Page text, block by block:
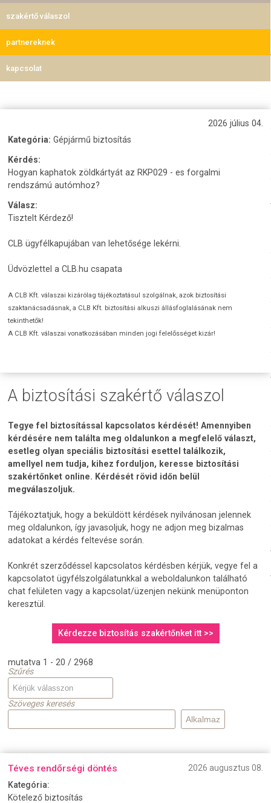
szakértő válaszol
partnereknek
kapcsolat
2026 július 04.
Kategória:Gépjármű biztosítás
Kérdés:
Hogyan kaphatok zöldkártyát az RKP029 - es forgalmi
rendszámú autómhoz?
Válasz:
Tisztelt Kérdező!
CLB ügyfélkapujában van lehetősége lekérni.
Üdvözlettel a CLB.hu csapata
A CLB Kft. válaszai kizárólag tájékoztatásul szolgálnak, azok biztosítási
szaktanácsadásnak, a CLB Kft. biztosítási alkuszi állásfoglalásának nem
tekinthetők!
A CLB Kft. válaszai vonatkozásában minden jogi felelősséget kizár!
A biztosítási szakértő válaszol
Tegye fel biztosítással kapcsolatos kérdését! Amennyiben
kérdésére nem találta meg oldalunkon a megfelelő választ,
esetleg olyan speciális biztosítási esettel találkozik,
amellyel nem tudja, kihez forduljon, keresse biztosítási
szakértőnket online. Kérdését rövid időn belül
megválaszoljuk.
Tájékoztatjuk, hogy a beküldött kérdések nyilvánosan jelennek
meg oldalunkon, így javasoljuk, hogy ne adjon meg bizalmas
adatokat a kérdés feltevése során.
Konkrét szerződéssel kapcsolatos kérdésben kérjük, vegye fel a
kapcsolatot ügyfélszolgálatunkkal a weboldalunkon található
chat felületen vagy a kapcsolat/üzenjen nekünk menüponton
keresztül.
Kérdezze biztosítás szakértőnket itt >>
mutatva 1 - 20 / 2968
Szűrés
Szöveges keresés
Téves rendőrségi döntés
2026 augusztus 08.
Kategória:
Kötelező biztosítás